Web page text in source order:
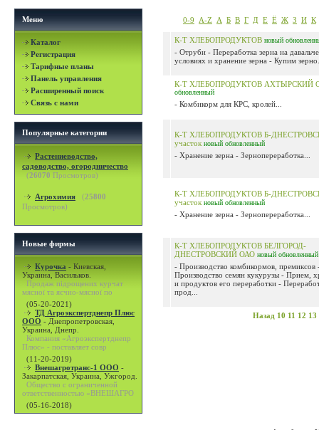
Меню
Каталог
Регистрация
Тарифные планы
Панель управления
Расширенный поиск
Связь с нами
Популярные категории
Растениеводство,
садоводство, огородничество
(26070 Просмотров)
Агрохимия (25800
Просмотров)
Новые фирмы
Курочка - Киевская,
Украина, Васильков.
Продаж підрощених курчат
мясної та яєчно-мясної по
(05-20-2021)
ТД Агроэкспертднепр Плюс
ООО - Днепропетровская,
Украина, Днепр.
Компания «Агроэкспертднепр
Плюс» - поставляет совр
(11-20-2019)
Внешагротранс-1 ООО -
Закарпатская, Украина, Ужгород.
Общество с ограниченной
ответственностью «ВНЕШАГРО
(05-16-2018)
0-9 A-Z А Б В Г Д Е Ё Ж З И К
К-Т ХЛЕБОПРОДУКТОВ новый
- Отруби - Переработка зерна на
условиях и хранение зерна - Купим
К-Т ХЛЕБОПРОДУКТОВ АХТЫРСКИЙ
обновленный
- Комбикорм для КРС, кролей...
К-Т ХЛЕБОПРОДУКТОВ Б-
участок новый обновленный
- Хранение зерна - Зернопереработка...
К-Т ХЛЕБОПРОДУКТОВ Б-
участок новый обновленный
- Хранение зерна - Зернопереработка...
К-Т ХЛЕБОПРОДУКТОВ БЕЛГОРОД-
ДНЕСТРОВСКИЙ ОАО новый обновленный
- Производство комбикормов, премиксов
Производство семян кукурузы - Прием,
и продуктов его переработки -
прод...
Назад 10 11 12 13